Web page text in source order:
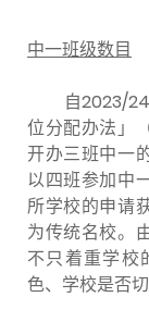
中一班级数目
自2023/24
位分配办法」
开办三班中一
以四班参加中
所学校的申请
为传统名校。
不只着重学校
色、学校是否